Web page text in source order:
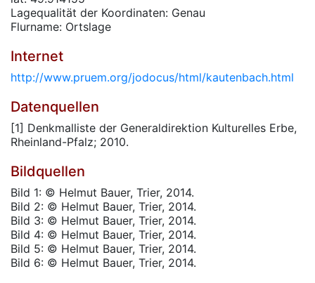
Lagequalität der Koordinaten: Genau
Flurname: Ortslage
Internet
http://www.pruem.org/jodocus/html/kautenbach.html
Datenquellen
[1] Denkmalliste der Generaldirektion Kulturelles Erbe,
Rheinland-Pfalz; 2010.
Bildquellen
Bild 1: © Helmut Bauer, Trier, 2014.
Bild 2: © Helmut Bauer, Trier, 2014.
Bild 3: © Helmut Bauer, Trier, 2014.
Bild 4: © Helmut Bauer, Trier, 2014.
Bild 5: © Helmut Bauer, Trier, 2014.
Bild 6: © Helmut Bauer, Trier, 2014.